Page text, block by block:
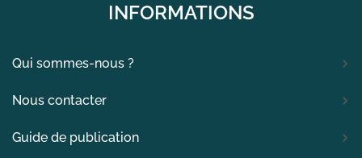
INFORMATIONS
Qui sommes-nous ?
Nous contacter
Guide de publication